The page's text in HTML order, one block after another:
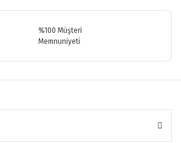
%100 Müşteri
Memnuniyeti